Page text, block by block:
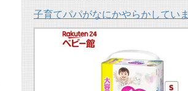
子育てパパがなにかやらかしていま